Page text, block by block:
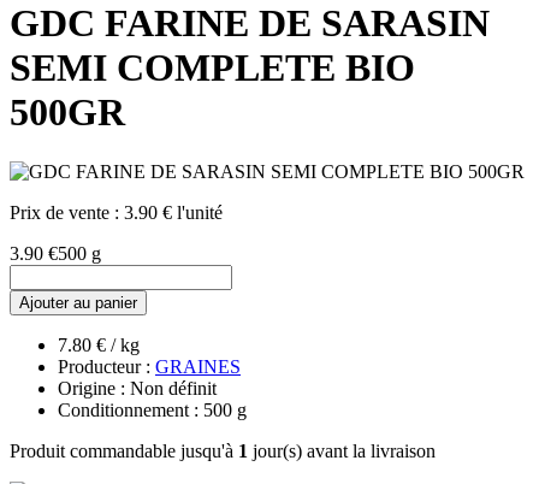
GDC FARINE DE SARASIN
SEMI COMPLETE BIO
500GR
Prix de vente : 3.90 € l'unité
3.90 €500 g
Ajouter au panier
7.80 € / kg
Producteur : GRAINES
Origine : Non définit
Conditionnement : 500 g
Produit commandable jusqu'à 1 jour(s) avant la livraison